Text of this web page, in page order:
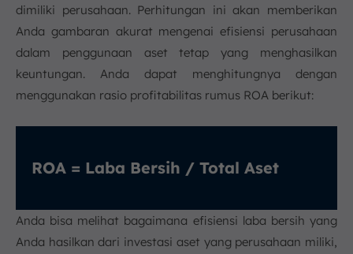
dimiliki perusahaan. Perhitungan ini akan memberikan
Anda gambaran akurat mengenai efisiensi perusahaan
dalam penggunaan aset tetap yang menghasilkan
keuntungan. Anda dapat menghitungnya dengan
menggunakan rasio profitabilitas rumus ROA berikut:
ROA = Laba Bersih / Total Aset
Anda bisa melihat bagaimana efisiensi laba bersih yang
Anda hasilkan dari investasi aset yang perusahaan miliki,